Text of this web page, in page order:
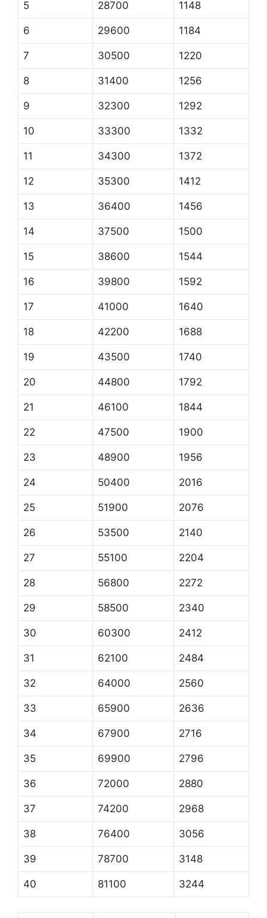
5 28700 1148
6 29600 1184
7 30500 1220
8 31400 1256
9 32300 1292
10 33300 1332
11 34300 1372
12 35300 1412
13 36400 1456
14 37500 1500
15 38600 1544
16 39800 1592
17 41000 1640
18 42200 1688
19 43500 1740
20 44800 1792
21 46100 1844
22 47500 1900
23 48900 1956
24 50400 2016
25 51900 2076
26 53500 2140
27 55100 2204
28 56800 2272
29 58500 2340
30 60300 2412
31 62100 2484
32 64000 2560
33 65900 2636
34 67900 2716
35 69900 2796
36 72000 2880
37 74200 2968
38 76400 3056
39 78700 3148
40 81100 3244